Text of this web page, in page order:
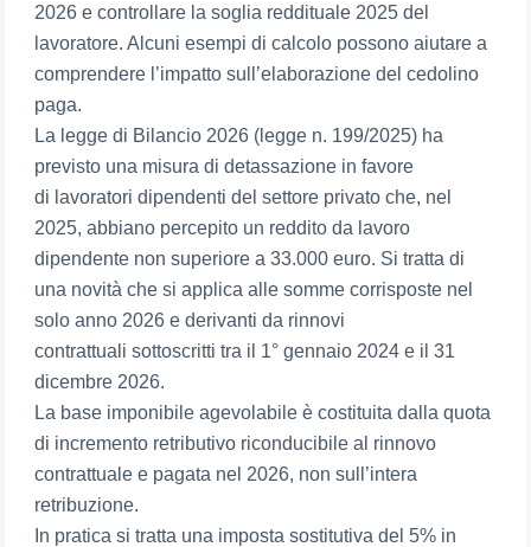
2026 e controllare la soglia reddituale 2025 del
lavoratore. Alcuni esempi di calcolo possono aiutare a
comprendere l’impatto sull’elaborazione del cedolino
paga.
La legge di Bilancio 2026 (legge n. 199/2025) ha
previsto una misura di detassazione in favore
di lavoratori dipendenti del settore privato che, nel
2025, abbiano percepito un reddito da lavoro
dipendente non superiore a 33.000 euro. Si tratta di
una novità che si applica alle somme corrisposte nel
solo anno 2026 e derivanti da rinnovi
contrattuali sottoscritti tra il 1° gennaio 2024 e il 31
dicembre 2026.
La base imponibile agevolabile è costituita dalla quota
di incremento retributivo riconducibile al rinnovo
contrattuale e pagata nel 2026, non sull’intera
retribuzione.
In pratica si tratta una imposta sostitutiva del 5% in